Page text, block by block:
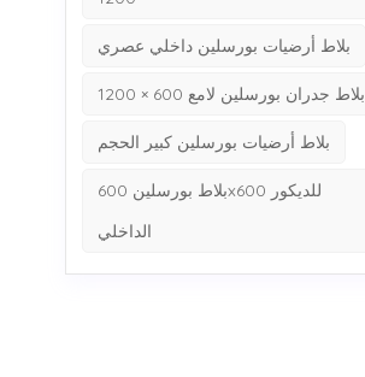
بلاط أرضيات بورسلين داخلي عصري
بلاط جدران بورسلين لامع 600 × 1200
بلاط أرضيات بورسلين كبير الحجم
بلاط بورسلين 600x600 للديكور
الداخلي